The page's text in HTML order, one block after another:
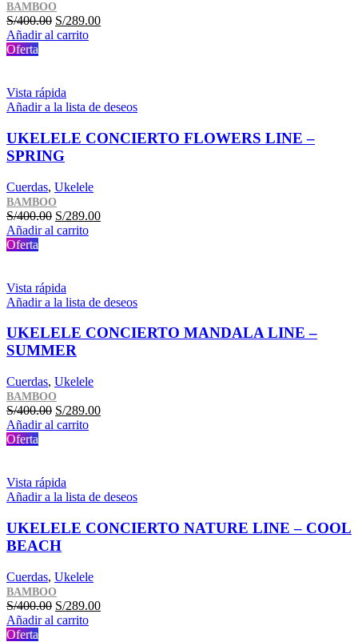
BAMBOO
S/400.00 El
precio
S/289.00El
Añadir al carrito
Oferta
Vista rápida
Añadir a la lista de deseos
UKELELE CONCIERTO FLOWERS LINE –
SPRING
Cuerdas, Ukelele
BAMBOO
S/400.00 El
precio
S/289.00El
Añadir al carrito
Oferta
Vista rápida
Añadir a la lista de deseos
UKELELE CONCIERTO MANDALA LINE –
SUMMER
Cuerdas, Ukelele
BAMBOO
S/400.00 El
precio
S/289.00El
Añadir al carrito
Oferta
Vista rápida
Añadir a la lista de deseos
UKELELE CONCIERTO NATURE LINE – COOL
BEACH
Cuerdas, Ukelele
BAMBOO
S/400.00 El
precio
S/289.00El
Añadir al carrito
Oferta